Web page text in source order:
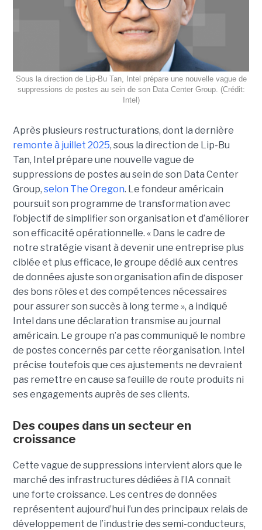
Sous la direction de Lip-Bu Tan, Intel prépare une nouvelle vague de
suppressions de postes au sein de son Data Center Group. (Crédit:
Intel)
Après plusieurs restructurations, dont la dernière
remonte à juillet 2025, sous la direction de Lip-Bu
Tan, Intel prépare une nouvelle vague de
suppressions de postes au sein de son Data Center
Group, selon The Oregon. Le fondeur américain
poursuit son programme de transformation avec
l’objectif de simplifier son organisation et d’améliorer
son efficacité opérationnelle. « Dans le cadre de
notre stratégie visant à devenir une entreprise plus
ciblée et plus efficace, le groupe dédié aux centres
de données ajuste son organisation afin de disposer
des bons rôles et des compétences nécessaires
pour assurer son succès à long terme », a indiqué
Intel dans une déclaration transmise au journal
américain. Le groupe n’a pas communiqué le nombre
de postes concernés par cette réorganisation. Intel
précise toutefois que ces ajustements ne devraient
pas remettre en cause sa feuille de route produits ni
ses engagements auprès de ses clients.
Des coupes dans un secteur en
croissance
Cette vague de suppressions intervient alors que le
marché des infrastructures dédiées à l’IA connaît
une forte croissance. Les centres de données
représentent aujourd’hui l’un des principaux relais de
développement de l’industrie des semi-conducteurs,